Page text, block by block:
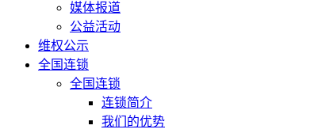
媒体报道
公益活动
维权公示
全国连锁
全国连锁
连锁简介
我们的优势